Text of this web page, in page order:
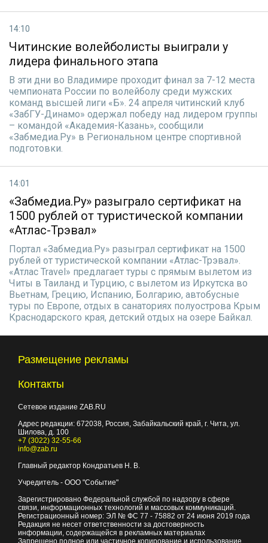
14:10
Читинские волейболисты выиграли у
лидера финального этапа
В эти дни во Владимире проходит финал за 7-12 места
чемпионата России по волейболу среди мужских
команд высшей лиги «Б». 24 апреля читинский клуб
«ЗабГУ-Динамо» одержал победу над лидером группы
– командой «Академия-Казань», сообщили
«Забмедиа.Ру» в Региональном центре спортивной
подготовки.
14:01
«Забмедиа.Ру» разыграло сертификат на
1500 рублей от туристической компании
«Атлас-Трэвал»
Портал «Забмедиа.Ру» разыграл сертификат на 1500
рублей от туристической компании «Атлас-Трэвал».
«Атлас Travel» предлагает туры с прямым вылетом из
Читы в Таиланд и Турцию, с вылетом из Иркутска во
Вьетнам, Грецию, Испанию, Болгарию, автобусные
туры по Европе, отдых в санаториях полуострова Крым
Краснодарского края, детский отдых на озере Байкал.
Размещение рекламы
Контакты
Сетевое издание ZAB.RU
Адрес редакции: 672038, Россия, Забайкальский край, г. Чита, ул.
Шилова, д. 100
+7 (3022) 32-55-66
info@zab.ru
Главный редактор Кондратьев Н. В.
Учредитель - ООО "Событие"
Зарегистрировано Федеральной службой по надзору в сфере
связи, информационных технологий и массовых коммуникаций.
Регистрационный номер: ЭЛ № ФС 77 - 75882 от 24 июня 2019 года
Редакция не несет ответственности за достоверность
информации, содержащейся в рекламных материалах
Запрещено полное или частичное копирование и использование